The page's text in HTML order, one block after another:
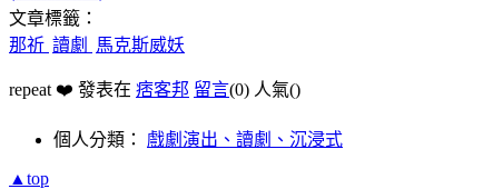
文章標籤：
那祈 讀劇 馬克斯威妖
repeat ❤️ 發表在 痞客邦 留言(0) 人氣()
個人分類： 戲劇演出、讀劇、沉浸式
▲top